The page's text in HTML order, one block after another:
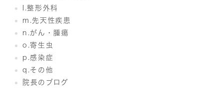
l.整形外科
m.先天性疾患
n.がん・腫瘍
o.寄生虫
p.感染症
q.その他
院長のブログ